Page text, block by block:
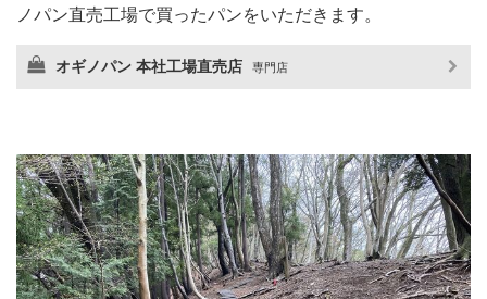
ノパン直売工場で買ったパンをいただきます。
オギノパン 本社工場直売店 専門店